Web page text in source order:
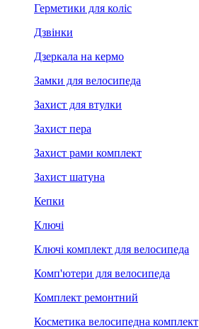
Герметики для коліс
Дзвінки
Дзеркала на кермо
Замки для велосипеда
Захист для втулки
Захист пера
Захист рами комплект
Захист шатуна
Кепки
Ключі
Ключі комплект для велосипеда
Комп'ютери для велосипеда
Комплект ремонтний
Косметика велосипедна комплект